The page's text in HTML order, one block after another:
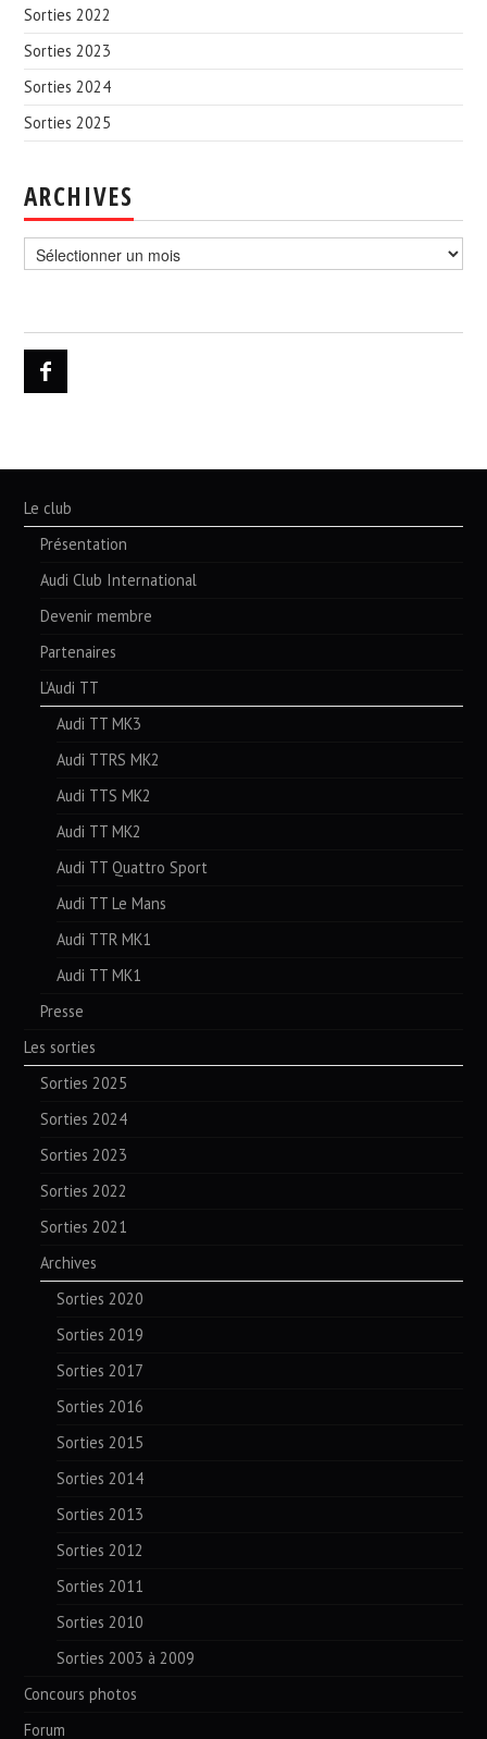
Sorties 2022
Sorties 2023
Sorties 2024
Sorties 2025
ARCHIVES
Le club
Présentation
Audi Club International
Devenir membre
Partenaires
L’Audi TT
Audi TT MK3
Audi TTRS MK2
Audi TTS MK2
Audi TT MK2
Audi TT Quattro Sport
Audi TT Le Mans
Audi TTR MK1
Audi TT MK1
Presse
Les sorties
Sorties 2025
Sorties 2024
Sorties 2023
Sorties 2022
Sorties 2021
Archives
Sorties 2020
Sorties 2019
Sorties 2017
Sorties 2016
Sorties 2015
Sorties 2014
Sorties 2013
Sorties 2012
Sorties 2011
Sorties 2010
Sorties 2003 à 2009
Concours photos
Forum